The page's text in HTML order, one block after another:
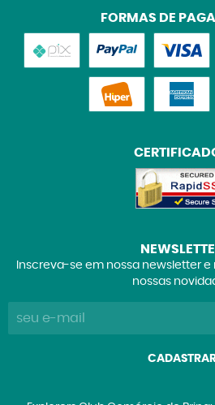
FORMAS DE
Inscreva-se em nossa newsletter
nossas